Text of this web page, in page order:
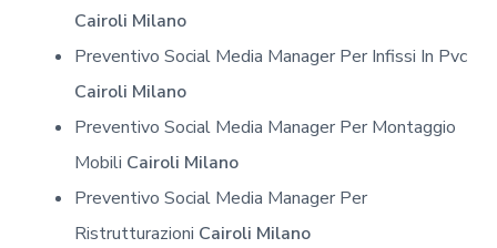
Cairoli Milano
Preventivo Social Media Manager Per Infissi In Pvc
Cairoli Milano
Preventivo Social Media Manager Per Montaggio
Mobili Cairoli Milano
Preventivo Social Media Manager Per
Ristrutturazioni Cairoli Milano